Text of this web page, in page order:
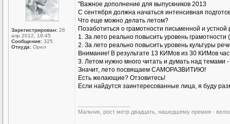
Зарегистрирован: 26
апр 2012, 19:45
Сообщения: 325
Откуда: Орел
"Важное дополнение для выпускников 2013
С сентября должна начаться интенсивная
Что еще можно делать летом?
Позаботиться о грамотности письменной и устной
1. За лето реально повысить уровень
2. За лето реально повысить уровень культуры
Внимание! В результате 13 КИМов из 30 КИМов
3. Летом нужно много читать и думать над темами
Значит, лето посвящаем САМОРАЗВИТИЮ!
Есть желающие? Отзовитесь!
Если найдутся заинтересованные лица, я буду
Мальчик, рост метр двадцать, нашедшему премия -